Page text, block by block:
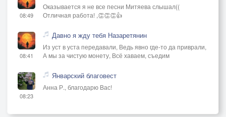
08:49
Оказывается я не все песни Митяева слышал((
Отличная работа! ,👏👏👏👍
08:41
Давно я жду тебя Назаретянин
Из уст в уста передавали, Ведь явно где-то да приврали,
А мы за чистую монету, Всё хаваем, съедим
08:23
Январский благовест
Анна Р., благодарю Вас!